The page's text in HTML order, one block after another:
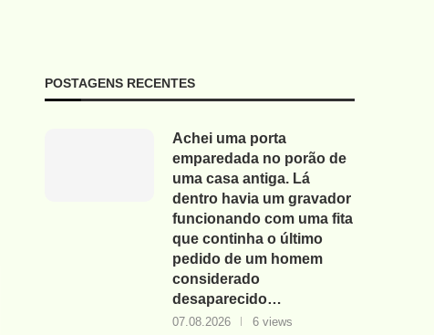
POSTAGENS RECENTES
Achei uma porta
emparedada no porão de
uma casa antiga. Lá
dentro havia um gravador
funcionando com uma fita
que continha o último
pedido de um homem
considerado
desaparecido…
07.08.2026 6 views